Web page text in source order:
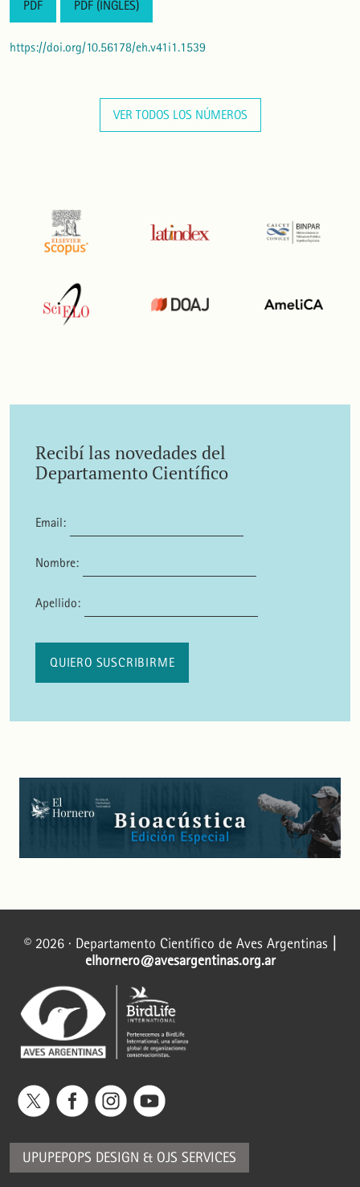
PDF PDF (INGLÉS)
https://doi.org/10.56178/eh.v41i1.1539
VER TODOS LOS NÚMEROS
Recibí las novedades del
Departamento Científico
Email:
Nombre:
Apellido:
© 2026 · Departamento Científico de Aves Argentinas
elhornero@avesargentinas.org.ar
UPUPEPOPS DESIGN & OJS SERVICES